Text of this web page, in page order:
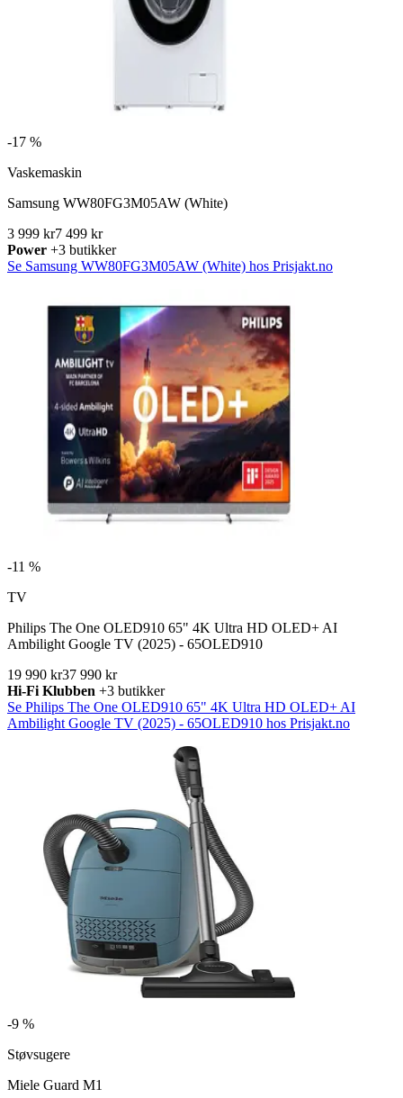
-17 %
Vaskemaskin
Samsung WW80FG3M05AW (White)
3 999 kr7 499 kr
Power +3 butikker
Se Samsung WW80FG3M05AW (White) hos Prisjakt.no
-11 %
TV
Philips The One OLED910 65" 4K Ultra HD OLED+ AI
Ambilight Google TV (2025) - 65OLED910
19 990 kr37 990 kr
Hi-Fi Klubben +3 butikker
Se Philips The One OLED910 65" 4K Ultra HD OLED+ AI
Ambilight Google TV (2025) - 65OLED910 hos Prisjakt.no
-9 %
Støvsugere
Miele Guard M1